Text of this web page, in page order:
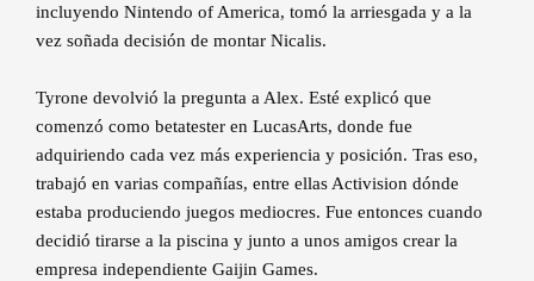
incluyendo Nintendo of America, tomó la arriesgada y a la
vez soñada decisión de montar Nicalis.
Tyrone devolvió la pregunta a Alex. Esté explicó que
comenzó como betatester en LucasArts, donde fue
adquiriendo cada vez más experiencia y posición. Tras eso,
trabajó en varias compañías, entre ellas Activision dónde
estaba produciendo juegos mediocres. Fue entonces cuando
decidió tirarse a la piscina y junto a unos amigos crear la
empresa independiente Gaijin Games.